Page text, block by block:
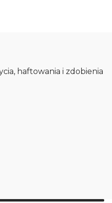
haftowania i zdobienia